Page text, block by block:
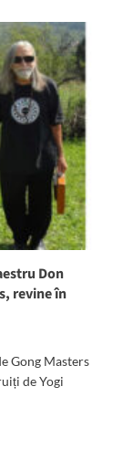
Don
revine în
Gong Masters
de Yogi